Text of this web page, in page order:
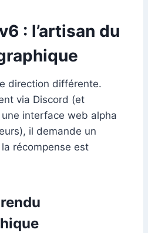
: l’artisan du
direction différente.
via Discord (et
interface web alpha
il demande un
récompense est